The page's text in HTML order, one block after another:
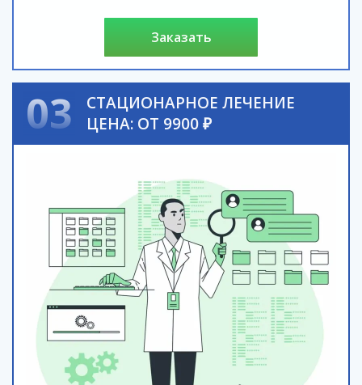
заказать
03
СТАЦИОНАРНОЕ ЛЕЧЕНИЕ
ЦЕНА: ОТ 9900 ₽